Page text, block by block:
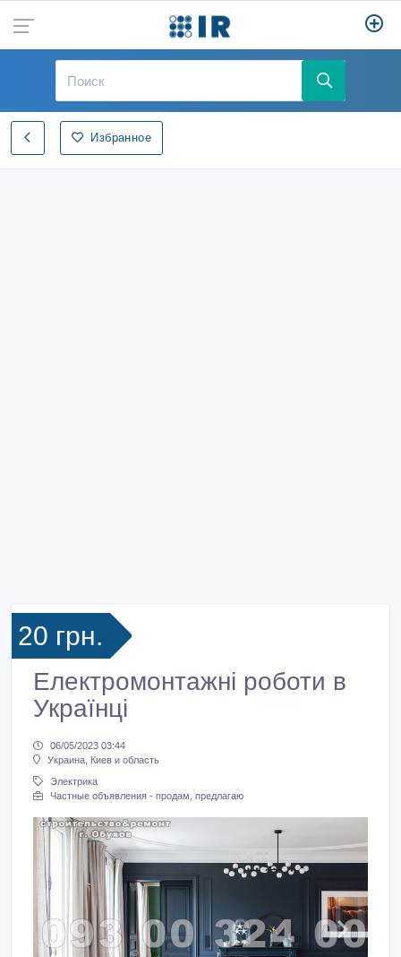
Избранное
20 грн.
Електромонтажні роботи в
Українці
06/05/2023 03:44
Украина, Киев и область
Электрика
Частные объявления - продам, предлагаю